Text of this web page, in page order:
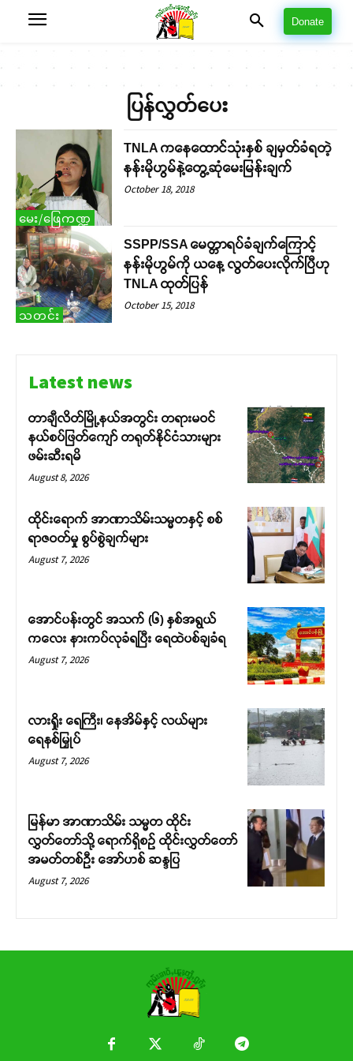
Donate
ပြန်လွှတ်ပေး
မေး/ဖြေကဏ္ဍ
TNLA ကနေထောင်သုံးနှစ် ချမှတ်ခံရတဲ့
နန်းမိုဟွမ်နဲ့တွေ့ဆုံမေးမြန်းချက်
October 18, 2018
သတင်း
SSPP/SSA မေတ္တာရပ်ခံချက်ကြောင့်
နန်းမိုဟွမ်ကို ယနေ့ လွတ်ပေးလိုက်ပြီဟု
TNLA ထုတ်ပြန်
October 15, 2018
Latest news
တာချီလိတ်မြို့နယ်အတွင်း တရားမဝင်
နယ်စပ်ဖြတ်ကျော် တရုတ်နိုင်ငံသားများ
ဖမ်းဆီးရမိ
August 8, 2026
ထိုင်းရောက် အာဏာသိမ်းသမ္မတနှင့် စစ်
ရာဇဝတ်မှု စွပ်စွဲချက်များ
August 7, 2026
အောင်ပန်းတွင် အသက် (၆) နှစ်အရွယ်
ကလေး နားကပ်လုခံရပြီး ရေထဲပစ်ချခံရ
August 7, 2026
လားရှိုး ရေကြီး၊ နေအိမ်နှင့် လယ်များ
ရေနစ်မြှုပ်
August 7, 2026
မြန်မာ အာဏာသိမ်း သမ္မတ ထိုင်း
လွှတ်တော်သို့ ရောက်ရှိစဉ် ထိုင်းလွှတ်တော်
အမတ်တစ်ဦး အော်ဟစ် ဆန္ဒပြ
August 7, 2026